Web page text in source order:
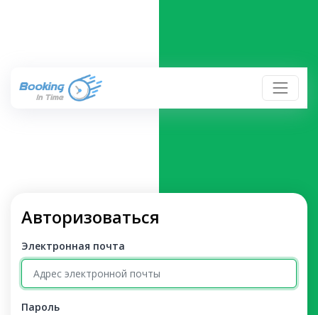
Авторизоваться
Электронная почта
Пароль